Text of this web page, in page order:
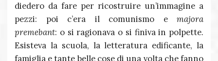
diedero da fare per ricostruire un’immagine a
pezzi: poi c’era il comunismo e majora
premebant: o si ragionava o si finiva in polpette.
Esisteva la scuola, la letteratura edificante, la
famiglia e tante belle cose di una volta che fanno